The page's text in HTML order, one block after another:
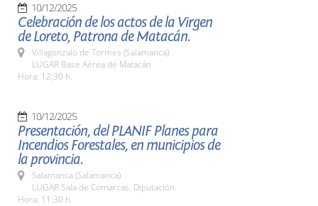
10/12/2025
Celebración de los actos de la Virgen
de Loreto, Patrona de Matacán.
Villagonzalo de Tormes (Salamanca)
LUGAR Base Aérea de Matacán
Hora: 12;30 h.
10/12/2025
Presentación, del PLANIF Planes para
Incendios Forestales, en municipios de
la provincia.
Salamanca (Salamanca)
LUGAR Sala de Comarcas. Diputación.
Hora: 11:30 h.